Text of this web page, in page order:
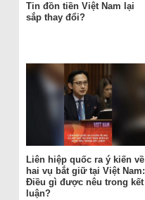
Tin đồn tiền Việt Nam lại
sắp thay đổi?
Liên hiệp quốc ra ý kiến về
hai vụ bắt giữ tại Việt Nam:
Điều gì được nêu trong kết
luận?